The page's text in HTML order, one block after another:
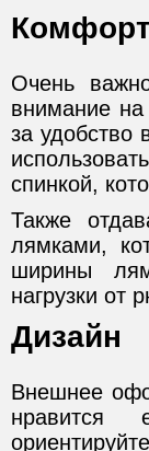
Комфорт
Очень
внимание на
за удобство
спинкой,
Также
лямками,
ширины
нагрузки от
Дизайн
Внешнее
нравится